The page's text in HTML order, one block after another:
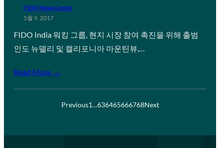
FIDO News Center
5월 9, 2017
FIDO India 워킹 그룹, 현지 시장 참여 촉진을 위해 출범
인도 뉴델리 및 캘리포니아 마운틴뷰,…
Read More →
Previous1…636465666768Next